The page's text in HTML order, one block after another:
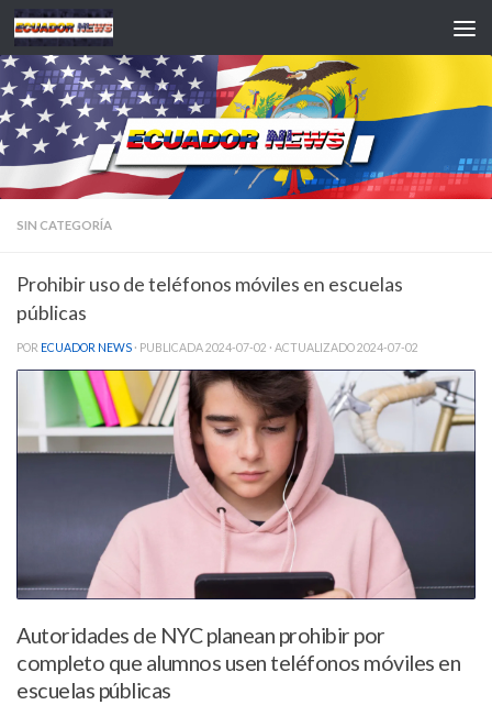
Saltar al contenido
SIN CATEGORÍA
Prohibir uso de teléfonos móviles en escuelas
públicas
POR ECUADOR NEWS · PUBLICADA2024-07-02 · ACTUALIZADO2024-07-02
Autoridades de NYC planean prohibir por
completo que alumnos usen teléfonos móviles en
escuelas públicas